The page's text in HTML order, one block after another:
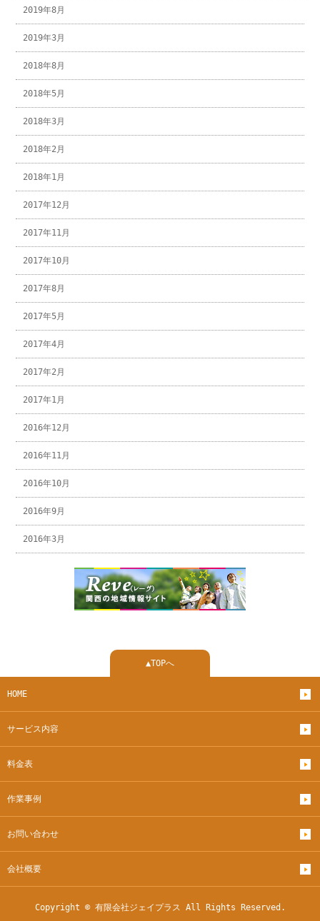
2019年8月
2019年3月
2018年8月
2018年5月
2018年3月
2018年2月
2018年1月
2017年12月
2017年11月
2017年10月
2017年8月
2017年5月
2017年4月
2017年2月
2017年1月
2016年12月
2016年11月
2016年10月
2016年9月
2016年3月
▲TOPへ
HOME
サービス内容
料金表
作業事例
お問い合わせ
会社概要
Copyright © 有限会社ジェイプラス All Rights Reserved.